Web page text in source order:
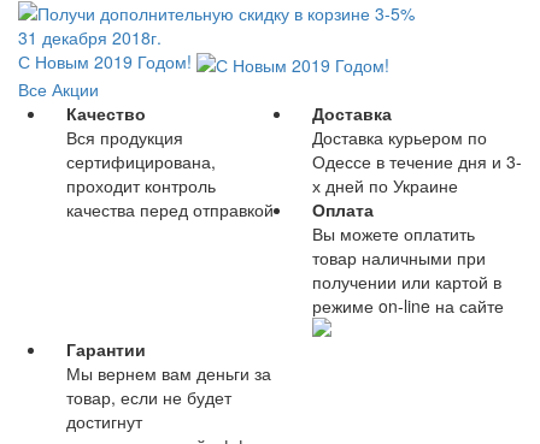
31 декабря 2018г.
С Новым 2019 Годом!
Все Акции
Качество
Вся продукция
сертифицирована,
проходит контроль
качества перед отправкой
Доставка
Доставка курьером по
Одессе в течение дня и 3-
х дней по Украине
Оплата
Вы можете оплатить
товар наличными при
получении или картой в
режиме on-line на сайте
Гарантии
Мы вернем вам деньги за
товар, если не будет
достигнут